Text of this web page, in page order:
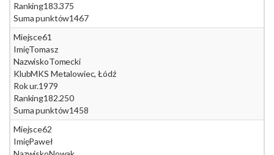
Ranking183.375
Suma punktów1467
Miejsce61
ImięTomasz
NazwiskoTomecki
KlubMKS Metalowiec, Łódź
Rok ur.1979
Ranking182.250
Suma punktów1458
Miejsce62
ImięPaweł